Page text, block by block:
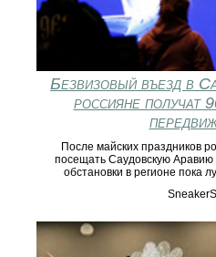
Безвизовый въезд в
россияне получат
После майских праздников
посещать Саудовскую Аравию
обстановки в регионе пока